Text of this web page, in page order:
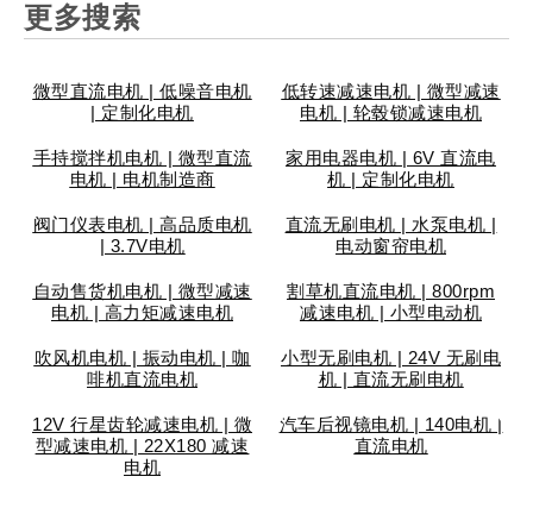
汽
配
件
家
电
器
工
设
备
个
护
理
安
锁
具
智
设
备
医
设
备
仪
阀
门
汽
配
件
家
电
器
工
设
备
个
护
理
安
锁
具
智
设
备
医
设
备
仪
阀
门
汽
配
件
家
电
器
工
设
备
个
护
理
安
锁
具
智
设
备
医
设
备
仪
阀
门
更多搜索
微型直流电机 | 低噪音电机
| 定制化电机
低转速减速电机 | 微型减速
电机 | 轮毂锁减速电机
手持搅拌机电机 | 微型直流
电机 | 电机制造商
家用电器电机 | 6V 直流电
机 | 定制化电机
阀门仪表电机 | 高品质电机
| 3.7V电机
直流无刷电机 | 水泵电机 |
电动窗帘电机
自动售货机电机 | 微型减速
电机 | 高力矩减速电机
割草机直流电机 | 800rpm
减速电机 | 小型电动机
吹风机电机 | 振动电机 | 咖
啡机直流电机
小型无刷电机 | 24V 无刷电
机 | 直流无刷电机
12V 行星齿轮减速电机 | 微
型减速电机 | 22X180 减速
电机
汽车后视镜电机 | 140电机 |
直流电机